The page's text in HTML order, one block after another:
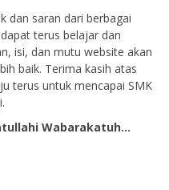
dan saran dari berbagai
terus belajar dan
isi, dan mutu website akan
baik. Terima kasih atas
terus untuk mencapai SMK
Wabarakatuh…